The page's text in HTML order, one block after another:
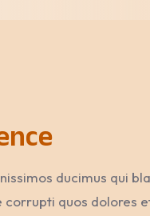
ducimus qui
quos dolores